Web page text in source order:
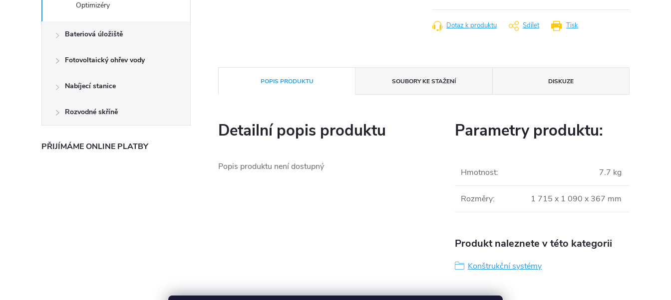
p
Optimizéry
Bateriová úložiště
Fotovoltaický ohřev vody
Nabíjecí stanice
Rozvodné skříně
PŘIJÍMÁME ONLINE PLATBY
Tisk
Dotaz k produktu Sdílet
POPIS PRODUKTU SOUBORY KE STAŽENÍ DISKUZE
Detailní popis produktu
Popis produktu není dostupný
Parametry produktu:
Hmotnost: 7.7 kg
Rozměry: 1 715 x 1 090 x 367 mm
Produkt naleznete v této kategorii
Konštrukční systémy